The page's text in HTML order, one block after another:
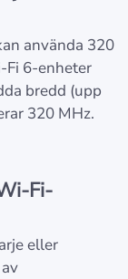
använda 320
Fi 6-enheter
bredd (upp
320 MHz.
Fi-
eller